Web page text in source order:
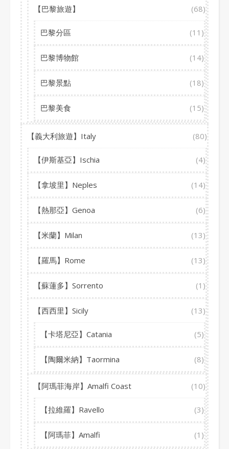
【巴黎旅遊】 (68)
巴黎分區 (11)
巴黎博物館 (14)
巴黎景點 (18)
巴黎美食 (15)
【義大利旅遊】Italy (80)
【伊斯基亞】Ischia (4)
【拿坡里】Neples (14)
【熱那亞】Genoa (6)
【米蘭】Milan (13)
【羅馬】Rome (13)
【蘇蓮多】Sorrento (1)
【西西里】Sicily (13)
【卡塔尼亞】Catania (5)
【陶爾米納】Taormina (8)
【阿瑪菲海岸】Amalfi Coast (10)
【拉維羅】Ravello (3)
【阿瑪菲】Amalfi (1)